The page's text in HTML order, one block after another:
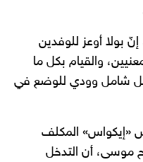
بولا أوعز للوفدين
والقيام بكل ما
حل شامل وودي للوضع في
«إيكواس» المكلف
موسى، أن التدخل